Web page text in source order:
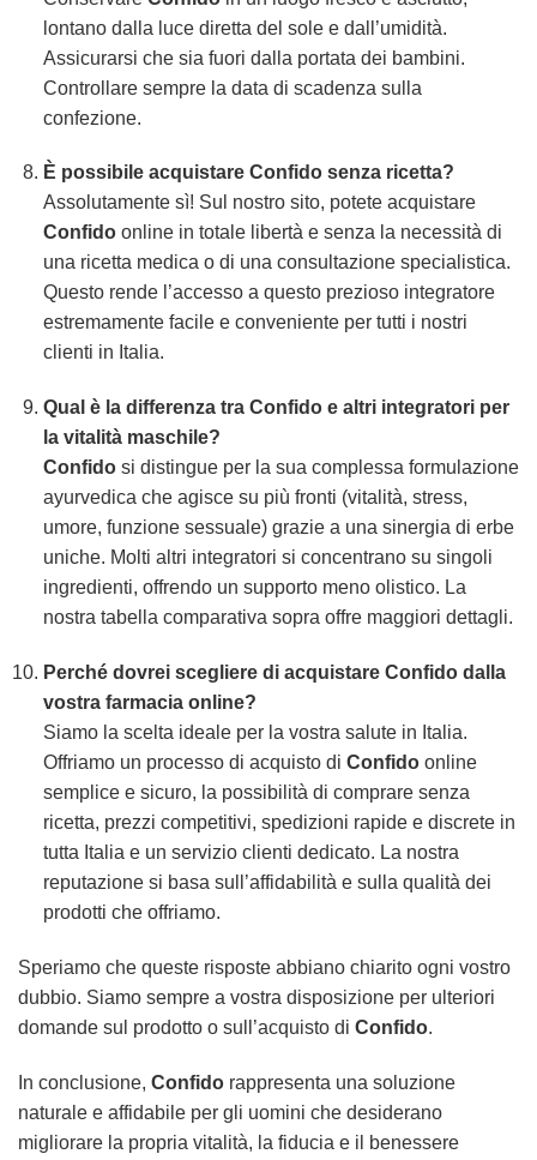
lontano dalla luce diretta del sole e dall’umidità.
Assicurarsi che sia fuori dalla portata dei bambini.
Controllare sempre la data di scadenza sulla
confezione.
È possibile acquistare Confidosenza ricetta?
Assolutamente sì! Sul nostro sito, potete acquistare
Confidoonline in totale libertà e senza la necessità di
una ricetta medica o di una consultazione specialistica.
Questo rende l’accesso a questo prezioso integratore
estremamente facile e conveniente per tutti i nostri
clienti in Italia.
Qual è la differenza tra Confidoe altri integratori per
la vitalità maschile?
Confidosi distingue per la sua complessa formulazione
ayurvedica che agisce su più fronti (vitalità, stress,
umore, funzione sessuale) grazie a una sinergia di erbe
uniche. Molti altri integratori si concentrano su singoli
ingredienti, offrendo un supporto meno olistico. La
nostra tabella comparativa sopra offre maggiori dettagli.
Perché dovrei scegliere di acquistare Confidodalla
vostra farmacia online?
Siamo la scelta ideale per la vostra salute in Italia.
Offriamo un processo di acquisto di Confidoonline
semplice e sicuro, la possibilità di comprare senza
ricetta, prezzi competitivi, spedizioni rapide e discrete in
tutta Italia e un servizio clienti dedicato. La nostra
reputazione si basa sull’affidabilità e sulla qualità dei
prodotti che offriamo.
Speriamo che queste risposte abbiano chiarito ogni vostro
dubbio. Siamo sempre a vostra disposizione per ulteriori
domande sul prodotto o sull’acquisto di Confido.
In conclusione, Confido rappresenta una soluzione
naturale e affidabile per gli uomini che desiderano
migliorare la propria vitalità, la fiducia e il benessere